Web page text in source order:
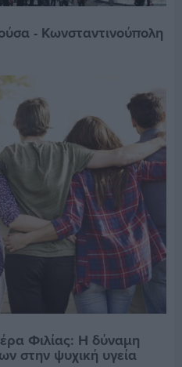
- Κωνσταντινούπολη
Φιλίας: Η δύναμη
στην ψυχική υγεία